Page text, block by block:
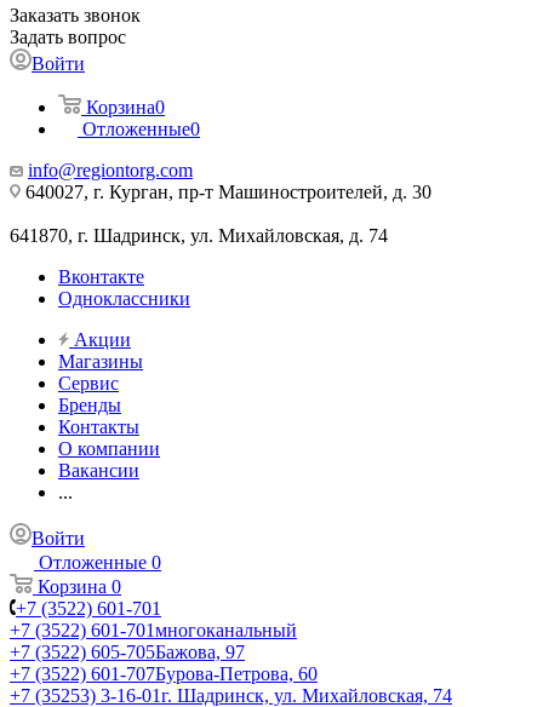
Заказать звонок
Задать вопрос
Войти
Корзина0
Отложенные0
info@regiontorg.com
640027, г. Курган, пр-т Машиностроителей, д. 30
641870, г. Шадринск, ул. Михайловская, д. 74
Вконтакте
Одноклассники
Акции
Магазины
Сервис
Бренды
Контакты
О компании
Вакансии
...
Войти
Отложенные 0
Корзина 0
+7 (3522) 601-701
+7 (3522) 601-701многоканальный
+7 (3522) 605-705Бажова, 97
+7 (3522) 601-707Бурова-Петрова, 60
+7 (35253) 3-16-01г. Шадринск, ул. Михайловская, 74